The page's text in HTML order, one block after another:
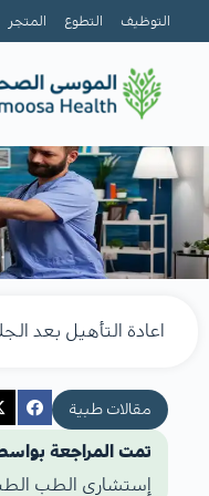
التوظيف التطوع المتجر
اعادة التأهيل بعد
مقالات طبية
تمت المراجعة
إستشاري الطب